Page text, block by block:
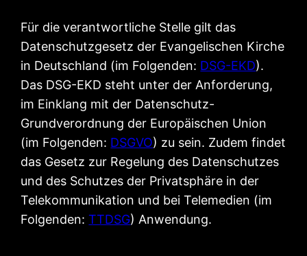
Für die verantwortliche Stelle gilt das
Datenschutzgesetz der Evangelischen Kirche
in Deutschland (im Folgenden: DSG-EKD).
Das DSG-EKD steht unter der Anforderung,
im Einklang mit der Datenschutz-
Grundverordnung der Europäischen Union
(im Folgenden: DSGVO) zu sein. Zudem findet
das Gesetz zur Regelung des Datenschutzes
und des Schutzes der Privatsphäre in der
Telekommunikation und bei Telemedien (im
Folgenden:TTDSG) Anwendung.